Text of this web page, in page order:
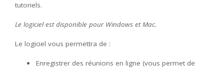
tutoriels.
Le logiciel est disponible pour Windows et Mac.
Le logiciel vous permettra de :
Enregistrer des réunions en ligne (vous permet de